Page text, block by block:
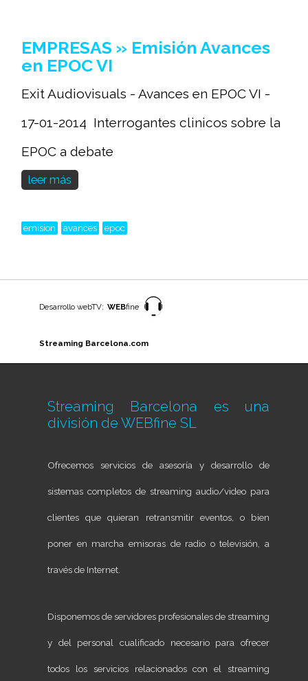
EMPRESAS » Emisión Avances
en EPOC VI
Exit Audiovisuals - Avances en EPOC VI -
17-01-2014 Interrogantes clinicos sobre la
EPOC a debate
leer más
emision avances epoc
Desarrollo webTV: WEBfine
Streaming Barcelona.com
Streaming Barcelona es una
división de WEBfine SL
Ofrecemos servicios de asesoría y desarrollo de
sistemas completos de streaming audio/video para
clientes que quieran retransmitir eventos, o bien
poner en marcha emisoras de radio o televisión, a
través de Internet.
Disponemos de servidores profesionales de streaming
y del personal cualificado necesario para ofrecer
todos los servicios relacionados con el streaming